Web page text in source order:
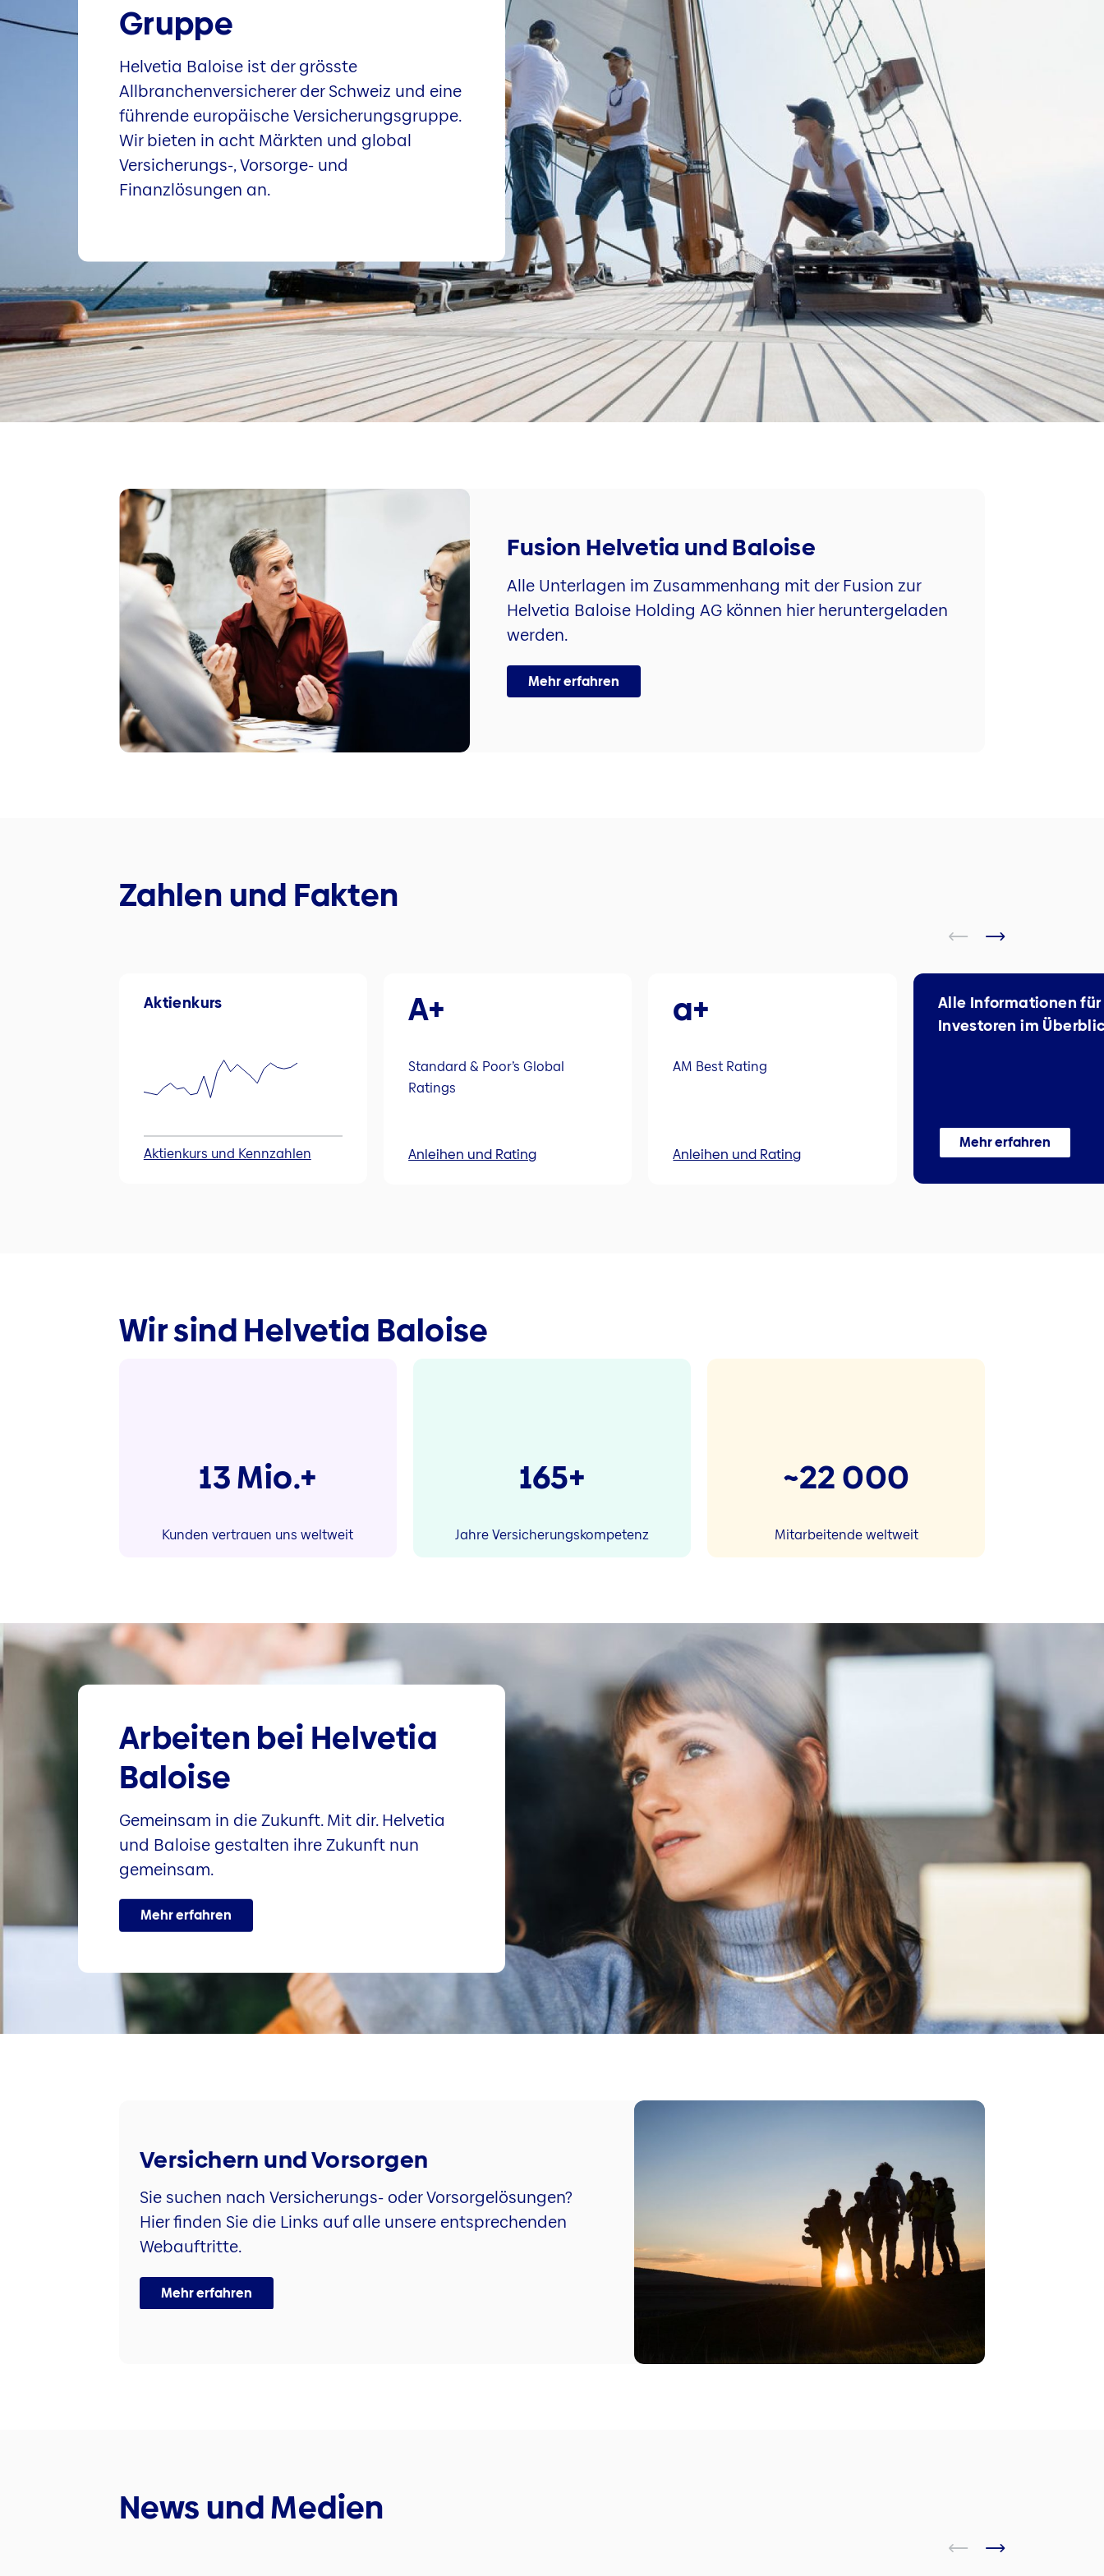
Gruppe
Helvetia Baloise ist der grösste
Allbranchenversicherer der Schweiz und eine
führende europäische Versicherungsgruppe.
Wir bieten in acht Märkten und global
Versicherungs-, Vorsorge- und
Finanzlösungen an.
Fusion Helvetia und Baloise
Alle Unterlagen im Zusammenhang mit der Fusion zur
Helvetia Baloise Holding AG können hier heruntergeladen
werden.
Mehr erfahren
Zahlen und Fakten
Aktienkurs
Aktienkurs und Kennzahlen
A+
Standard & Poor’s Global
Ratings
Anleihen und Rating
a+
AM Best Rating
Anleihen und Rating
Alle Informationen für
Investoren im
Mehr erfahren
Wir sind Helvetia Baloise
13 Mio.+
Kunden vertrauen uns weltweit
165+
Jahre Versicherungskompetenz
~22 000
Mitarbeitende weltweit
Arbeiten bei Helvetia
Baloise
Gemeinsam in die Zukunft. Mit dir. Helvetia
und Baloise gestalten ihre Zukunft nun
gemeinsam.
Mehr erfahren
Versichern und Vorsorgen
Sie suchen nach Versicherungs- oder Vorsorgelösungen?
Hier finden Sie die Links auf alle unsere entsprechenden
Webauftritte.
Mehr erfahren
News und Medien